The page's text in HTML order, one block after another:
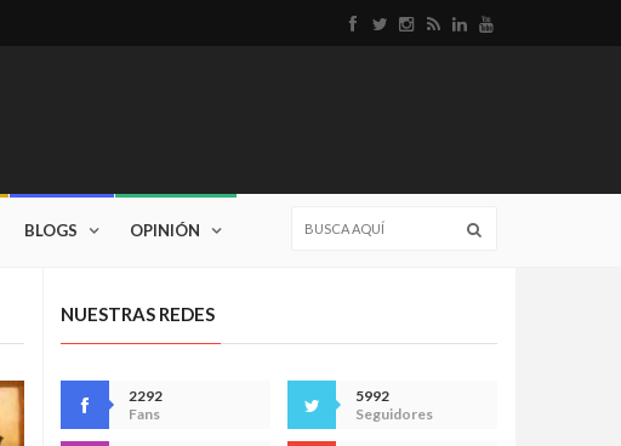
BLOGS OPINIÓN
NUESTRAS REDES
2292
Fans
5992
Seguidores